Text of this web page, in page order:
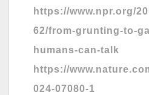
https://www.npr.org/
62/from-grunting-to-
humans-can-talk
https://
024-07080-1